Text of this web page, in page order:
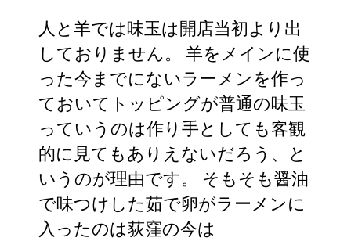
人と羊では味玉は開店当初より出
しておりません。 羊をメインに使
った今までにないラーメンを作っ
ておいてトッピングが普通の味玉
っていうのは作り手としても客観
的に見てもありえないだろう、と
いうのが理由です。 そもそも醤油
で味つけした茹で卵がラーメンに
入ったのは荻窪の今は